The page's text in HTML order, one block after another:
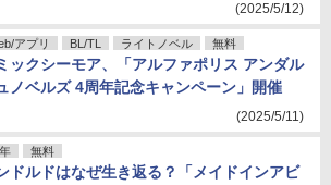
(2025/5/12)
アプリ BL/TL ライトノベル 無料
ックシーモア、「アルファポリス アンダル
ノベルズ 4周年記念キャンペーン」開催
(2025/5/11)
無料
ドルドはなぜ生き返る？「メイドインアビ